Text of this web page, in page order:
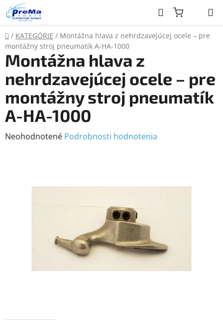
Prejsť
na
obsah
Hľadať
Domov
/ KATEGÓRIE / Montážna hlava z nehrdzavejúcej ocele – pre
montážny stroj pneumatík A-HA-1000
Montážna hlava z
nehrdzavejúcej ocele – pre
montážny stroj pneumatík
A-HA-1000
Priemerné
Neohodnotené Podrobnosti hodnotenia